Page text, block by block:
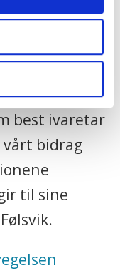
og
i valgte
best ivaretar
vårt bidrag
til sine